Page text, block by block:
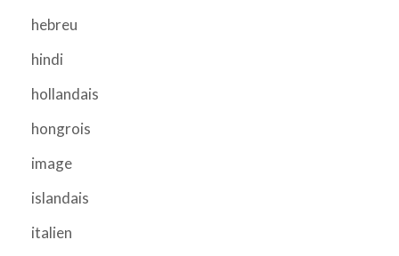
hebreu
hindi
hollandais
hongrois
image
islandais
italien